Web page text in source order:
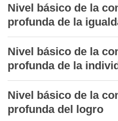
Nivel básico de la
profunda de la
Nivel básico de la
profunda de la
Nivel básico de la
profunda del logro